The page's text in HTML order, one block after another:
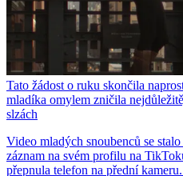
Tato žádost o ruku skončila
mladíka omylem zničila
slzách
Video mladých snoubenců se
záznam na svém profilu na
přepnula telefon na přední